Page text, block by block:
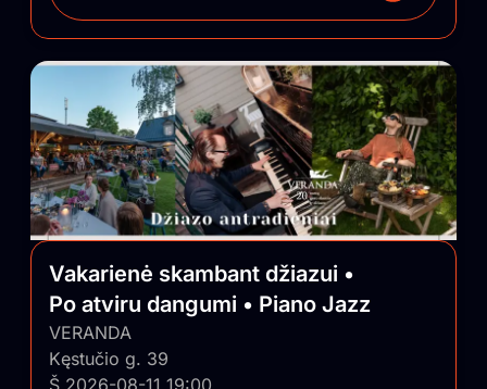
Vakarienė skambant džiazui •
Po atviru dangumi • Piano Jazz
VERANDA
Kęstučio g. 39